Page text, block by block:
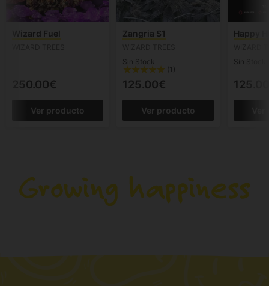
Wizard Fuel
250.00€
Ver producto
Zangria S1
Sin Stock
(1)
125.00€
Ver producto
Happy
Sin Stock